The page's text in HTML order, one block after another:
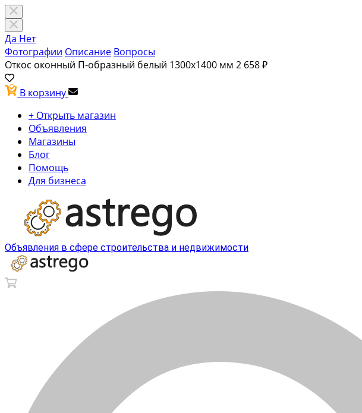
Да Нет
Фотографии Описание Вопросы
Откос оконный П-образный белый 1300х1400 мм 2 658 ₽
В корзину
+ Открыть магазин
Объявления
Магазины
Блог
Помощь
Для бизнеса
Объявления в сфере строительства и недвижимости